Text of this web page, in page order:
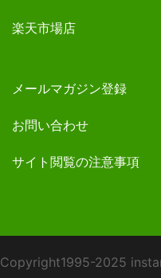
楽天市場店
メールマガジン登録
お問い合わせ
サイト閲覧の注意事項
Copyright1995-2025